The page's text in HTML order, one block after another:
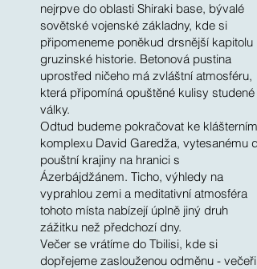
nejrpve do oblasti Shiraki base, bývalé
sovětské vojenské základny, kde si
připomeneme poněkud drsnější kapitolu
gruzinské historie. Betonová pustina
uprostřed ničeho má zvláštní atmosféru,
která připomíná opuštěné kulisy studené
války.
Odtud budeme pokračovat ke klášternímu
komplexu David Garedža, vytesanému do
pouštní krajiny na hranici s
Ázerbájdžánem. Ticho, výhledy na
vyprahlou zemi a meditativní atmosféra
tohoto místa nabízejí úplně jiný druh
zážitku než předchozí dny.
Večer se vrátíme do Tbilisi, kde si
dopřejeme zaslouženou odměnu - večeři